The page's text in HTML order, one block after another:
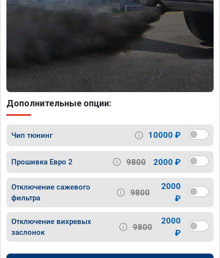
Дополнительные опции:
Чип тюнинг 10000 ₽
Прошивка Евро 2 9800 2000 ₽
Отключение сажевого
фильтра
9800
2000
₽
Отключение вихревых
заслонок
9800
2000
₽